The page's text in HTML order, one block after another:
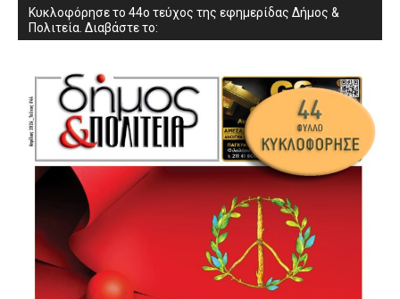
Κυκλοφόρησε το 44ο τεύχος της εφημερίδας Δήμος &
Πολιτεία. Διαβάστε το: